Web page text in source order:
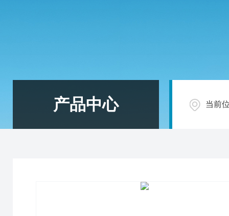
产品中心 当前